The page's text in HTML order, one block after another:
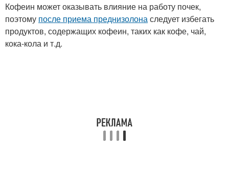
Кофеин может оказывать влияние на работу почек,
поэтому после приема преднизолонаследует избегать
продуктов, содержащих кофеин, таких как кофе, чай,
кока-кола и т.д.